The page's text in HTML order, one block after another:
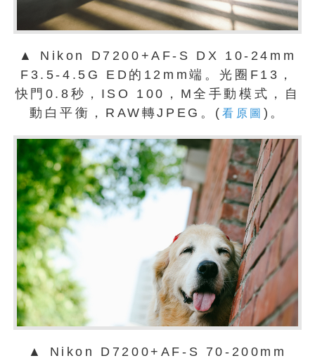
▲ Nikon D7200+AF-S DX 10-24mm
F3.5-4.5G ED的12mm端。光圈F13，
快門0.8秒，ISO 100，M全手動模式，自
動白平衡，RAW轉JPEG。( 看原圖 )。
▲ Nikon D7200+AF-S 70-200mm